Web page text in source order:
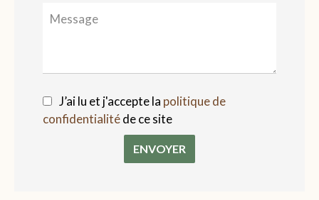
J’ai lu et j'accepte la politique de
confidentialitéde ce site
ENVOYER